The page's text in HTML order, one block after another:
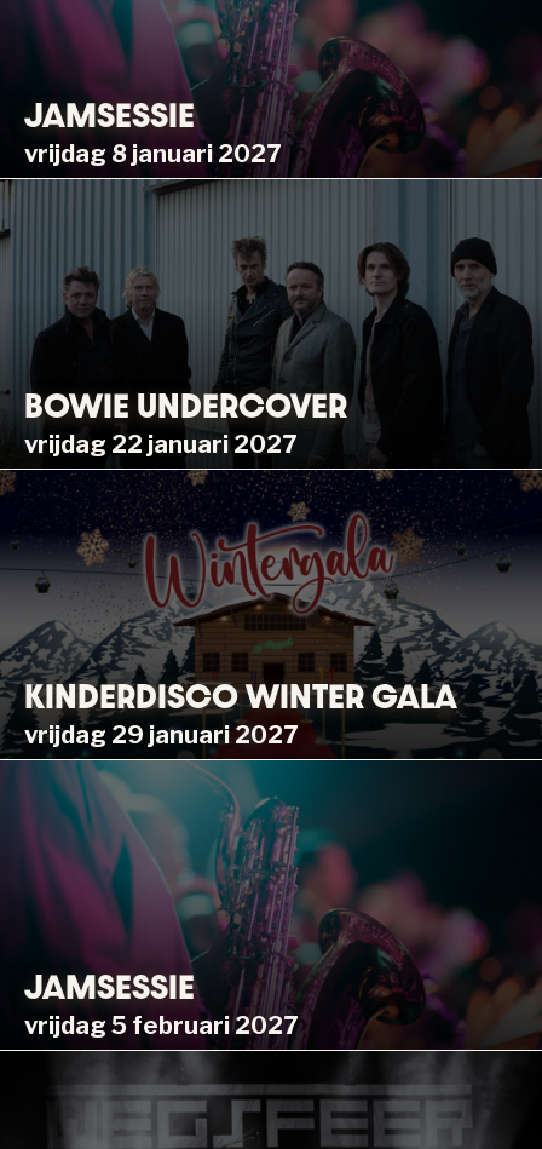
JAMSESSIE
vrijdag 8 januari 2027
BOWIE UNDERCOVER
vrijdag 22 januari 2027
KINDERDISCO WINTER GALA
vrijdag 29 januari 2027
JAMSESSIE
vrijdag 5 februari 2027